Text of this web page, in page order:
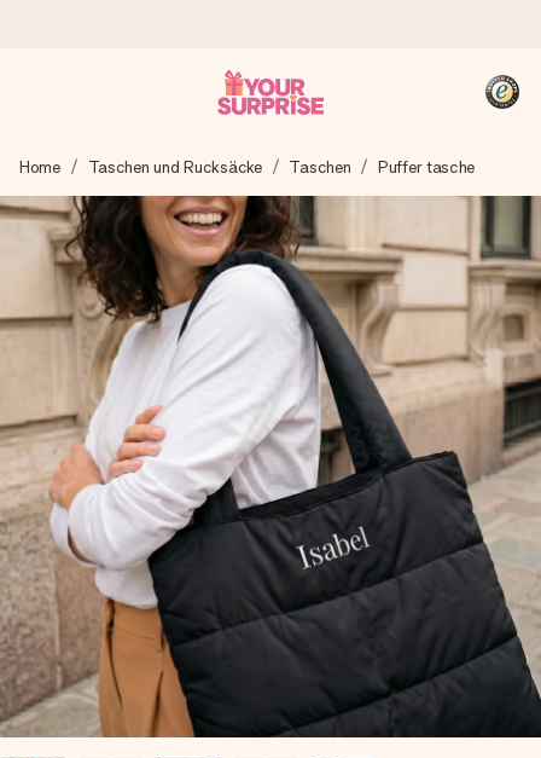
Wir bereiten dein Geschenk sorgfältig vor und schicken es
blitzschnell – damit du es genau zum richtigen Zeitpunkt
überreichen kannst, wenn es am meisten zählt.
4,8 (basierend auf +15.000 Bewertungen)
Unsere Geschenke begeistern. Kunden bewerten uns mit
4,8 bei Google Reviews (Gesamtergebnis aller Länder, in
die wir versenden).
+49 39292 929695
Montag - Freitag : 8:30 - 17:00 Uhr
Samstag - Sonntag : 8:30 - 13:00 Uhr
Home Taschen und Rucksäcke Taschen Puffer tasche